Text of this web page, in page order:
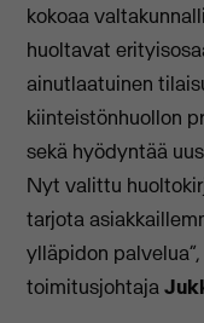
kokoaa
huoltavat
ainutlaatuinen
kiinteistönhuollon
sekä hyödyntää
Nyt valittu
tarjota
ylläpidon
toimitusjohtaja